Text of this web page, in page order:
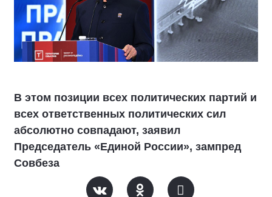
В этом позиции всех политических партий и
всех ответственных политических сил
абсолютно совпадают, заявил
Председатель «Единой России», зампред
Совбеза